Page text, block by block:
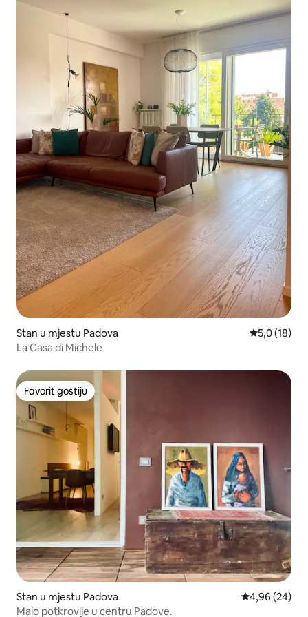
Stan u mjestu Padova prosječna
5,0 (18)
La Casa di Michele
Favorit gostiju
Favorit gostiju
Stan u mjestu Padova prosječna
4,96 (24)
Malo potkrovlje u centru Padove.